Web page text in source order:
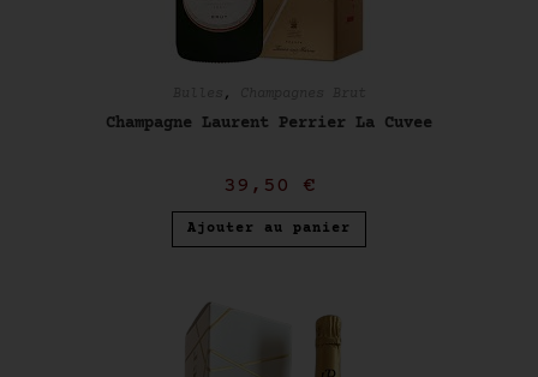
,
Champagne Laurent Perrier La Cuvee
39,50 €
Ajouter au panier